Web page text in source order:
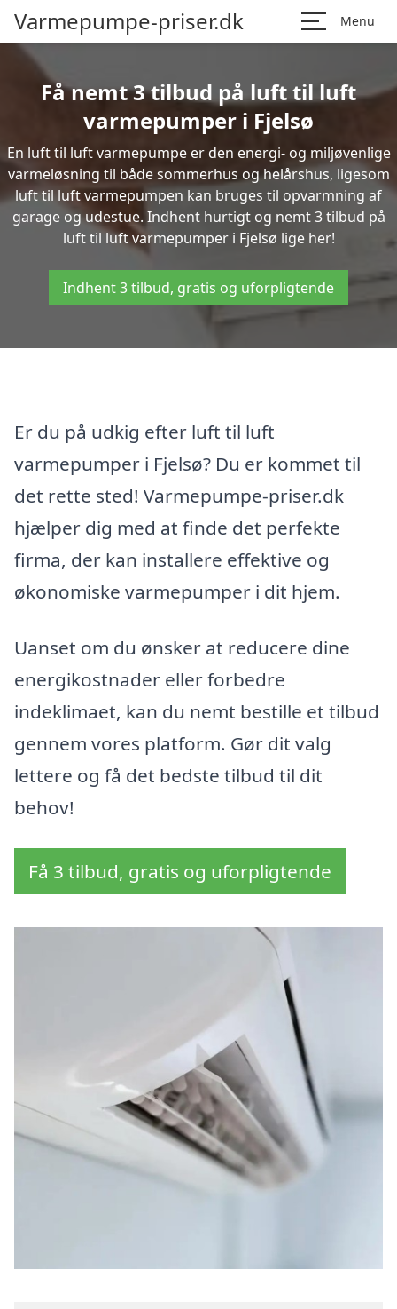
Varmepumpe-priser.dk Menu
Få nemt 3 tilbud på luft til luft
varmepumper i Fjelsø
En luft til luft varmepumpe er den energi- og miljøvenlige
varmeløsning til både sommerhus og helårshus, ligesom
luft til luft varmepumpen kan bruges til opvarmning af
garage og udestue. Indhent hurtigt og nemt 3 tilbud på
luft til luft varmepumper i Fjelsø lige her!
Indhent 3 tilbud, gratis og uforpligtende
Er du på udkig efter luft til luft
varmepumper i Fjelsø? Du er kommet til
det rette sted! Varmepumpe-priser.dk
hjælper dig med at finde det perfekte
firma, der kan installere effektive og
økonomiske varmepumper i dit hjem.
Uanset om du ønsker at reducere dine
energikostnader eller forbedre
indeklimaet, kan du nemt bestille et tilbud
gennem vores platform. Gør dit valg
lettere og få det bedste tilbud til dit
behov!
Få 3 tilbud, gratis og uforpligtende